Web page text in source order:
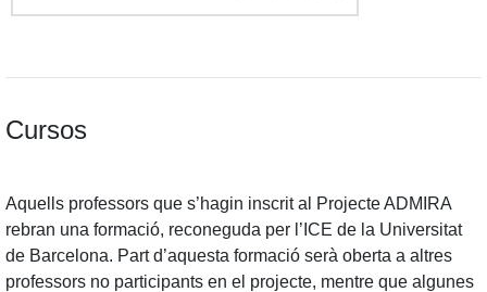
Cursos
Aquells professors que s’hagin inscrit al Projecte ADMIRA
rebran una formació, reconeguda per l’ICE de la Universitat
de Barcelona. Part d’aquesta formació serà oberta a altres
professors no participants en el projecte, mentre que algunes